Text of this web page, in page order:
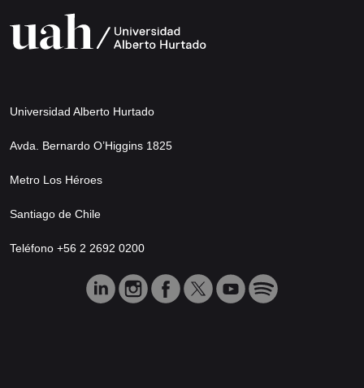
Universidad Alberto Hurtado
Avda. Bernardo O’Higgins 1825
Metro Los Héroes
Santiago de Chile
Teléfono +56 2 2692 0200